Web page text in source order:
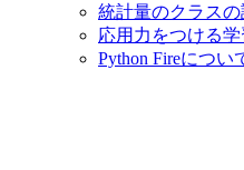
統計量のクラスの
応用力をつける
Python Fireについ